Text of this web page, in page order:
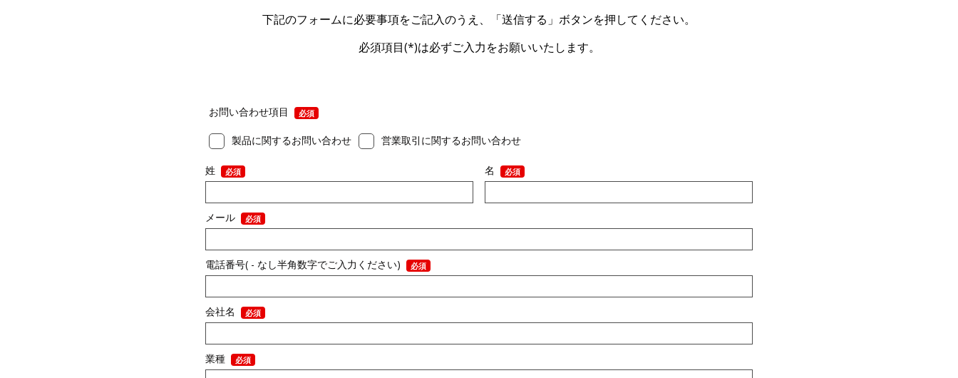
下記のフォームに必要事項をご記入のうえ、「送信する」ボタンを押してください。
必須項目(*)は必ずご入力をお願いいたします。
お問い合わせ項目
製品に関するお問い合わせ 営業取引に関するお問い合わせ
姓 名
メール
電話番号( - なし半角数字でご入力ください)
会社名
業種